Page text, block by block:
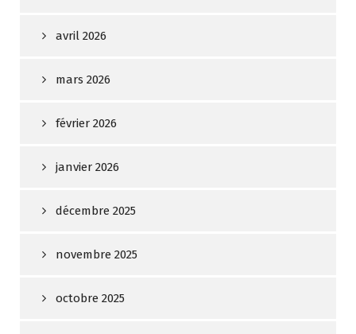
avril 2026
mars 2026
février 2026
janvier 2026
décembre 2025
novembre 2025
octobre 2025